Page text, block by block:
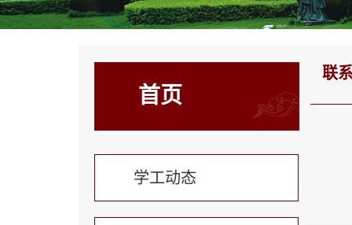
首页
学工动态
联